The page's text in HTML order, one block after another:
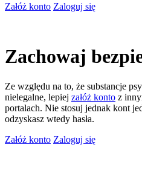
Załóż konto Zaloguj się
Zachowaj
Ze względu na to, że substancje
nielegalne, lepiej załóż konto z
portalach. Nie stosuj jednak kont
odzyskasz wtedy hasła.
Załóż konto Zaloguj się